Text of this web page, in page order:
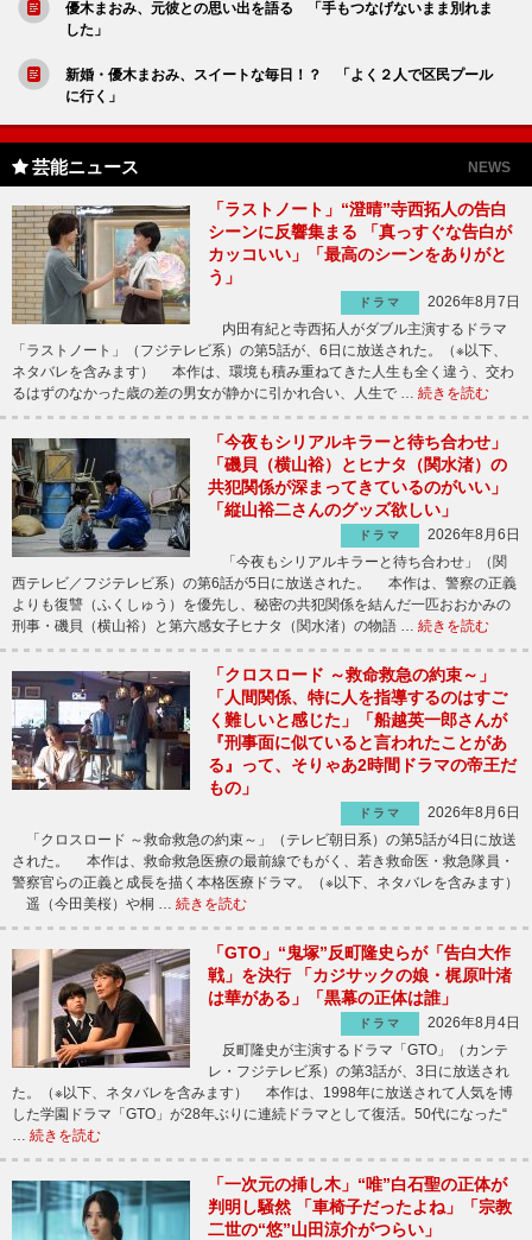
優木まおみ、元彼との思い出を語る 「手もつなげないまま別れま
した」
新婚・優木まおみ、スイートな毎日！？ 「よく２人で区民プール
に行く」
芸能ニュース NEWS
「ラストノート」“澄晴”寺西拓人の告白
シーンに反響集まる 「真っすぐな告白が
カッコいい」「最高のシーンをありがと
う」
ドラマ
2026年8月7日
内田有紀と寺西拓人がダブル主演するドラマ
「ラストノート」（フジテレビ系）の第5話が、6日に放送された。（※以下、
ネタバレを含みます） 本作は、環境も積み重ねてきた人生も全く違う、交わ
るはずのなかった歳の差の男女が静かに引かれ合い、人生で … 続きを読む
「今夜もシリアルキラーと待ち合わせ」
「磯貝（横山裕）とヒナタ（関水渚）の
共犯関係が深まってきているのがいい」
「縦山裕二さんのグッズ欲しい」
ドラマ
2026年8月6日
「今夜もシリアルキラーと待ち合わせ」（関
西テレビ／フジテレビ系）の第6話が5日に放送された。 本作は、警察の正義
よりも復讐（ふくしゅう）を優先し、秘密の共犯関係を結んだ一匹おおかみの
刑事・磯貝（横山裕）と第六感女子ヒナタ（関水渚）の物語 … 続きを読む
「クロスロード ～救命救急の約束～」
「人間関係、特に人を指導するのはすご
く難しいと感じた」「船越英一郎さんが
『刑事面に似ていると言われたことがあ
る』って、そりゃあ2時間ドラマの帝王だ
もの」
ドラマ
2026年8月6日
「クロスロード ～救命救急の約束～」（テレビ朝日系）の第5話が4日に放送
された。 本作は、救命救急医療の最前線でもがく、若き救命医・救急隊員・
警察官らの正義と成長を描く本格医療ドラマ。（※以下、ネタバレを含みます）
遥（今田美桜）や桐 … 続きを読む
「GTO」“鬼塚”反町隆史らが「告白大作
戦」を決行 「カジサックの娘・梶原叶渚
は華がある」「黒幕の正体は誰」
ドラマ
2026年8月4日
反町隆史が主演するドラマ「GTO」（カンテ
レ・フジテレビ系）の第3話が、3日に放送され
た。（※以下、ネタバレを含みます） 本作は、1998年に放送されて人気を博
した学園ドラマ「GTO」が28年ぶりに連続ドラマとして復活。50代になった“
… 続きを読む
「一次元の挿し木」“唯”白石聖の正体が
判明し騒然 「車椅子だったよね」「宗教
二世の“悠”山田涼介がつらい」